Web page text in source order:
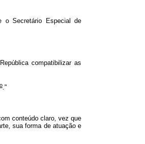
Secretário Especial de
compatibilizar as
o."
conteúdo claro, vez que
sua forma de atuação e